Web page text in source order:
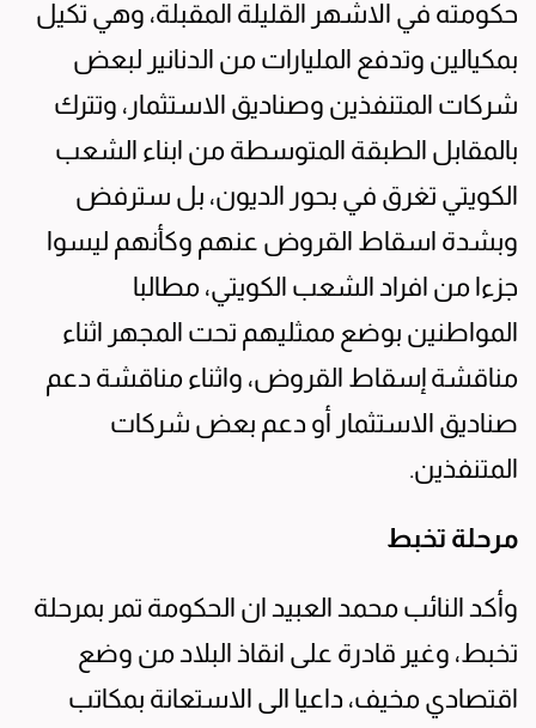
حكومته في الاشهر القليلة المقبلة، وهي تكيل
بمكيالين وتدفع المليارات من الدنانير لبعض
شركات المتنفذين وصناديق الاستثمار، وتترك
بالمقابل الطبقة المتوسطة من ابناء الشعب
الكويتي تغرق في بحور الديون، بل سترفض
وبشدة اسقاط القروض عنهم وكأنهم ليسوا
جزءا من افراد الشعب الكويتي، مطالبا
المواطنين بوضع ممثليهم تحت المجهر اثناء
مناقشة إسقاط القروض، واثناء مناقشة دعم
صناديق الاستثمار أو دعم بعض شركات
المتنفذين.
مرحلة تخبط
وأكد النائب محمد العبيد ان الحكومة تمر بمرحلة
تخبط، وغير قادرة على انقاذ البلاد من وضع
اقتصادي مخيف، داعيا الى الاستعانة بمكاتب